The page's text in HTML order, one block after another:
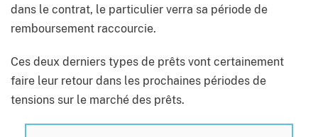
dans le contrat, le particulier verra sa période de
remboursement raccourcie.
Ces deux derniers types de prêts vont certainement
faire leur retour dans les prochaines périodes de
tensions sur le marché des prêts.